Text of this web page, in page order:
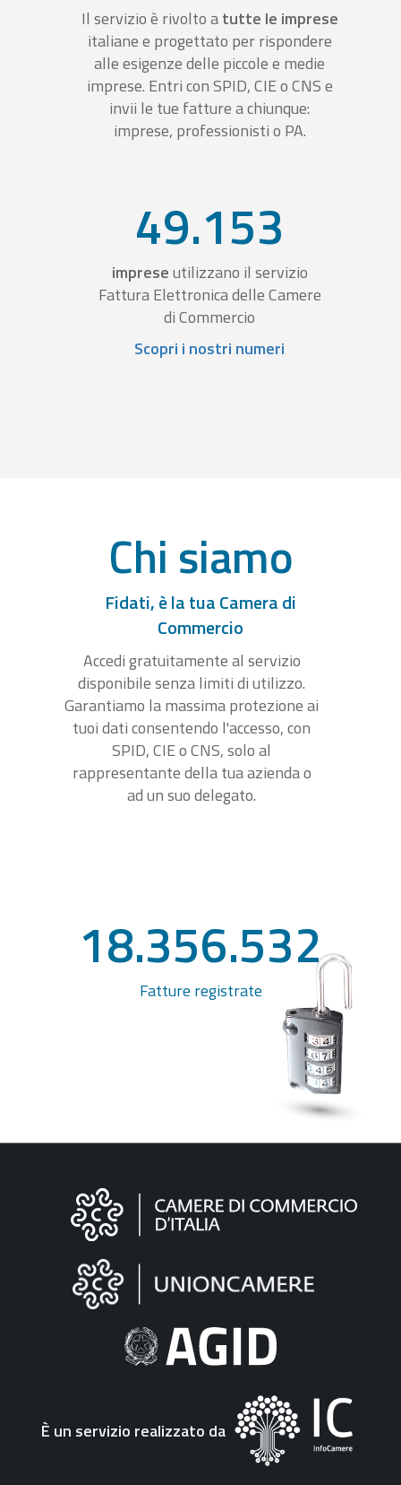
Il servizio è rivolto atutte le imprese
italiane e progettato per rispondere
alle esigenze delle piccole e medie
imprese. Entri con SPID, CIE o CNS e
invii le tue fatture a chiunque:
imprese, professionisti o PA.
49.153
impreseutilizzano il servizio
Fattura Elettronica delle Camere
di Commercio
Scopri i nostri numeri
Chi siamo
Fidati, è la tua Camera di
Commercio
Accedi gratuitamente al servizio
disponibile senza limiti di utilizzo.
Garantiamo la massima protezione ai
tuoi dati consentendo l'accesso, con
SPID, CIE o CNS, solo al
rappresentante della tua azienda o
ad un suo delegato.
18.356.532
Fatture registrate
Informazioni
"Fattura
Elettronica"
È un servizio realizzato da